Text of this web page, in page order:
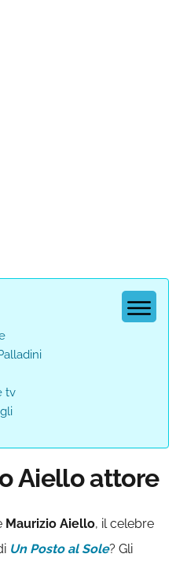
tv
Aiello attore
Maurizio Aiello, il celebre
Un Posto al Sole? Gli